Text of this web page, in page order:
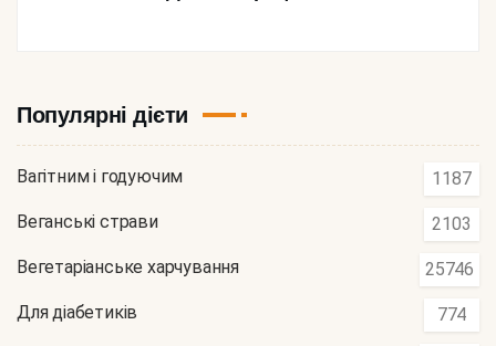
Популярні дієти
Вагітним і годуючим 1187
Веганські страви 2103
Вегетаріанське харчування 25746
Для діабетиків 774